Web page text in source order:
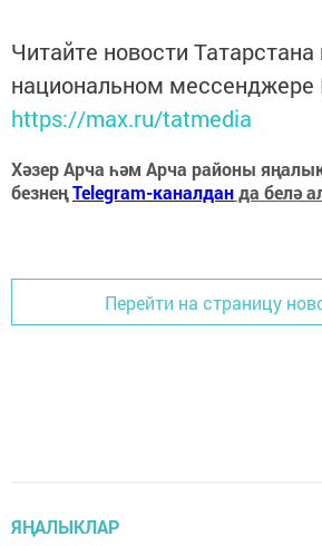
Читайте новости Татарстана
национальном мессенджере
https://max.ru/tatmedia
Хәзер Арча һәм Арча районы
безнеңTelegram-каналданда белә
Перейти на страницу
ЯҢАЛЫКЛАР